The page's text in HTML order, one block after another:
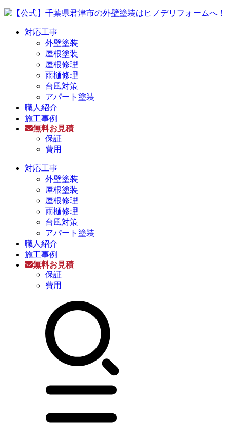
対応工事
外壁塗装
屋根塗装
屋根修理
雨樋修理
台風対策
アパート塗装
職人紹介
施工事例
無料お見積
保証
費用
対応工事
外壁塗装
屋根塗装
屋根修理
雨樋修理
台風対策
アパート塗装
職人紹介
施工事例
無料お見積
保証
費用